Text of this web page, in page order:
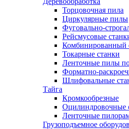
Торцовочная пила
Циркулярные пилы
Фуговально-
Рейсмусовые
Комбинированный
Токарные станки
Ленточные пилы
Форматно-
Шлифовальные
Тайга
Кромкообрезные
Оцилиндровочные
Ленточные
Грузоподъемное